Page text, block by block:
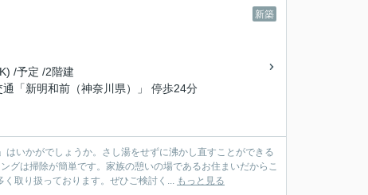
新築
/予定 /2階建
通「新明和前（神奈川県）」 停歩24分
いかがでしょうか。さし湯をせずに沸かし直すことができる
グは掃除が簡単です。家族の憩いの場であるお住まいだからこ
取り扱っております。ぜひご検討く... もっと見る